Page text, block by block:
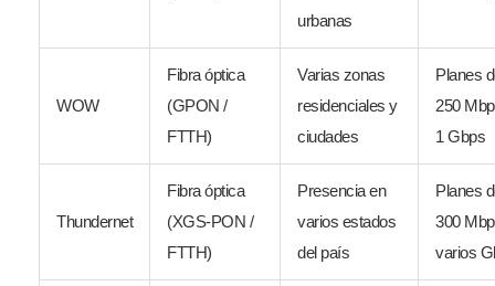
urbanas
WOW
Fibra óptica
(GPON /
FTTH)
Varias zonas
residenciales y
ciudades
Planes
250
1 Gbps
Thundernet
Fibra óptica
(XGS-PON /
FTTH)
Presencia en
varios estados
del país
Planes
300
varios